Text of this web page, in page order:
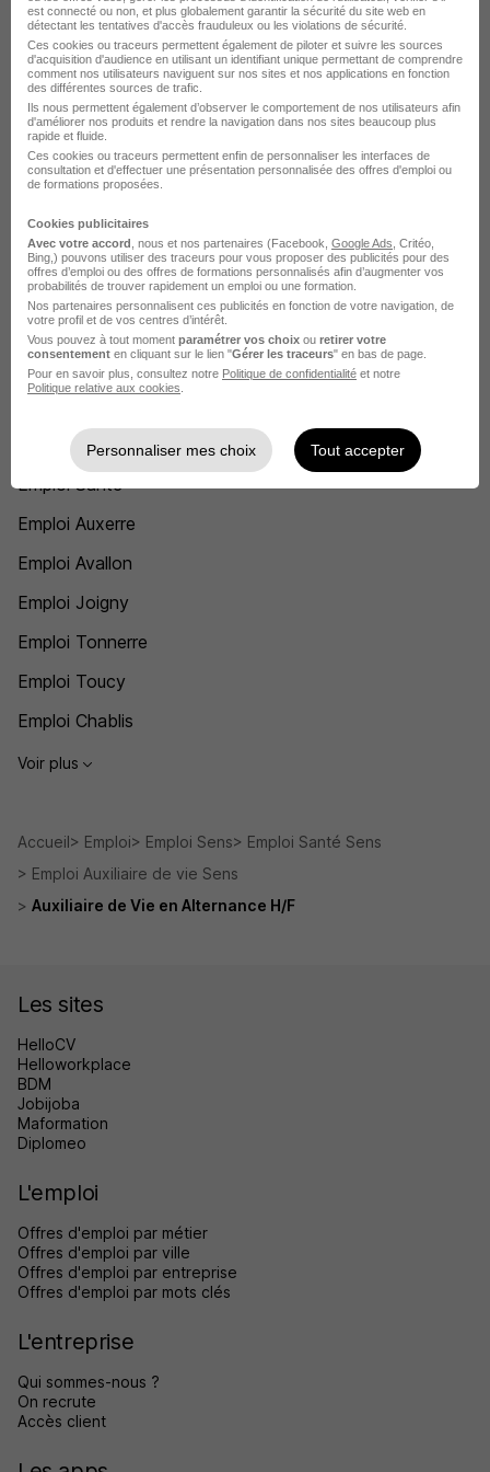
Assistant de Vie aux Familles en
Alternance H/F
Azaé
Voir l’offre
Recherches similaires
Emploi Auxiliaire de vie
Emploi Santé
Emploi Auxerre
Emploi Avallon
Emploi Joigny
Emploi Tonnerre
Emploi Toucy
Emploi Chablis
Voir plus
Accueil Emploi Emploi Sens
Emploi Santé Sens
Emploi Auxiliaire de vie Sens
Auxiliaire de Vie en Alternance H/F
Les sites
HelloCV
Helloworkplace
BDM
Jobijoba
Maformation
Diplomeo
L'emploi
Offres d'emploi par métier
Offres d'emploi par ville
Offres d'emploi par entreprise
Offres d'emploi par mots clés
L'entreprise
Qui sommes-nous ?
On recrute
Accès client
est connecté ou non, et plus globalement garantir la sécurité du site web en
détectant les tentatives d'accès frauduleux ou les violations de sécurité.
Ces cookies ou traceurs permettent également de piloter et suivre les sources
d'acquisition d'audience en utilisant un identifiant unique permettant de comprendre
comment nos utilisateurs naviguent sur nos sites et nos applications en fonction
des différentes sources de trafic.
Ils nous permettent également d’observer le comportement de nos utilisateurs afin
d'améliorer nos produits et rendre la navigation dans nos sites beaucoup plus
rapide et fluide.
Ces cookies ou traceurs permettent enfin de personnaliser les interfaces de
consultation et d'effectuer une présentation personnalisée des offres d'emploi ou
de formations proposées.
Cookies publicitaires
Avec votre accord , nous et nos partenaires (Facebook, Google Ads , Critéo,
Bing,) pouvons utiliser des traceurs pour vous proposer des publicités pour des
offres d’emploi ou des offres de formations personnalisés afin d’augmenter vos
probabilités de trouver rapidement un emploi ou une formation.
Nos partenaires personnalisent ces publicités en fonction de votre navigation, de
votre profil et de vos centres d’intérêt.
Vous pouvez à tout moment paramétrer vos choix ou retirer votre
consentement en cliquant sur le lien "Gérer les traceurs" en bas de page.
Pour en savoir plus, consultez notre Politique de confidentialité et notre
Politique relative aux cookies
Personnaliser mes choix Tout accepter